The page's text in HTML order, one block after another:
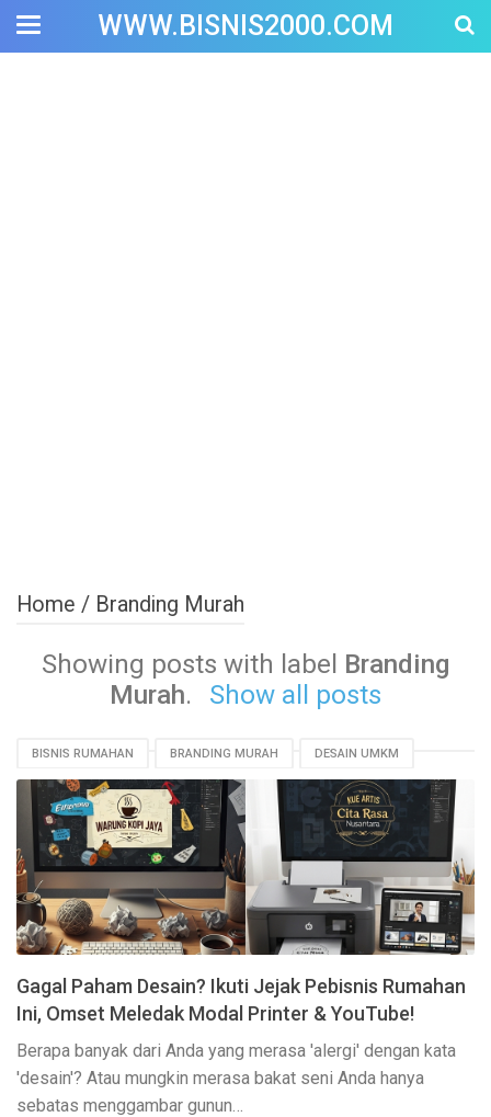
WWW.BISNIS2000.COM
Home / Branding Murah
Showing posts with label Branding
Murah. Show all posts
BISNIS RUMAHAN BRANDING MURAH DESAIN UMKM
MODAL KECIL PEMASARAN DIGITAL PRINTER RUMAHAN
TIPS DESAIN YOUTUBE TUTORIAL
Gagal Paham Desain? Ikuti Jejak Pebisnis Rumahan
Ini, Omset Meledak Modal Printer & YouTube!
Berapa banyak dari Anda yang merasa 'alergi' dengan kata
'desain'? Atau mungkin merasa bakat seni Anda hanya
sebatas menggambar gunun…